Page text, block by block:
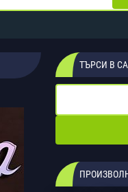
ТЪРСИ В